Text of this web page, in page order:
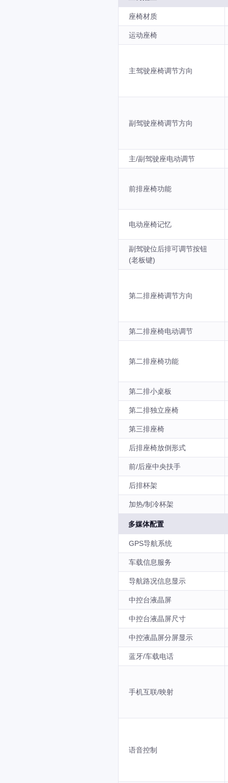
座椅材质
运动座椅
主驾驶座椅调节方向
副驾驶座椅调节方向
主/副驾驶座电动调节
前排座椅功能
电动座椅记忆
副驾驶位后排可调节按钮
(老板键)
第二排座椅调节方向
第二排座椅电动调节
第二排座椅功能
第二排小桌板
第二排独立座椅
第三排座椅
后排座椅放倒形式
前/后座中央扶手
后排杯架
加热/制冷杯架
多媒体配置
GPS导航系统
车载信息服务
导航路况信息显示
中控台液晶屏
中控台液晶屏尺寸
中控液晶屏分屏显示
蓝牙/车载电话
手机互联/映射
语音控制